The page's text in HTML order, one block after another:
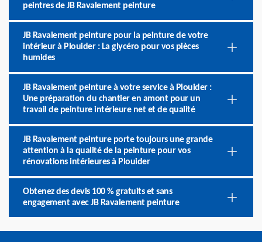
peintres de JB Ravalement peinture
JB Ravalement peinture pour la peinture de votre
intérieur à Plouider : La glycéro pour vos pièces
humides
JB Ravalement peinture à votre service à Plouider :
Une préparation du chantier en amont pour un
travail de peinture intérieure net et de qualité
JB Ravalement peinture porte toujours une grande
attention à la qualité de la peinture pour vos
rénovations intérieures à Plouider
Obtenez des devis 100 % gratuits et sans
engagement avec JB Ravalement peinture